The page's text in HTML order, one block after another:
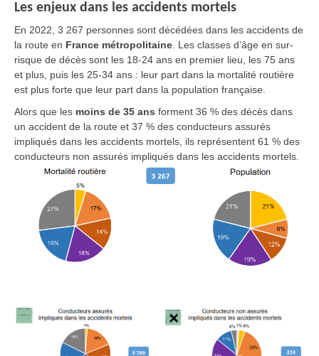
Les enjeux dans les accidents mortels
En 2022, 3 267 personnes sont décédées dans les accidents de
la route en France métropolitaine . Les classes d’âge en sur-
risque de décès sont les 18-24 ans en premier lieu, les 75 ans
et plus, puis les 25-34 ans : leur part dans la mortalité routière
est plus forte que leur part dans la population française.
Alors que les moins de 35 ans forment 36 % des décès dans
un accident de la route et 37 % des conducteurs assurés
impliqués dans les accidents mortels, ils représentent 61 % des
conducteurs non assurés impliqués dans les accidents mortels.